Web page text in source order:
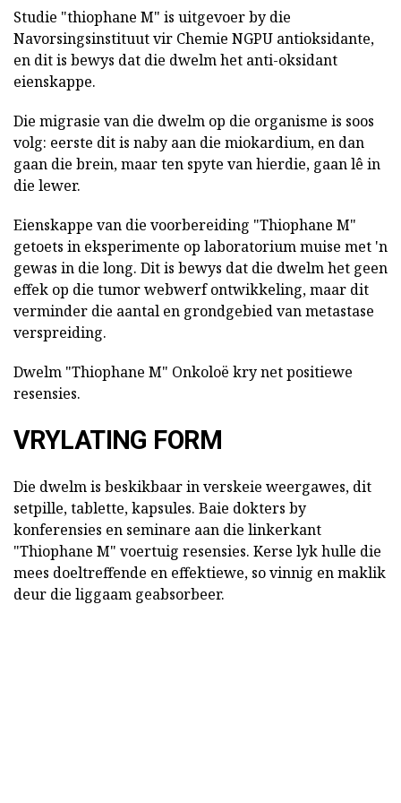
Studie "thiophane M" is uitgevoer by die
Navorsingsinstituut vir Chemie NGPU antioksidante,
en dit is bewys dat die dwelm het anti-oksidant
eienskappe.
Die migrasie van die dwelm op die organisme is soos
volg: eerste dit is naby aan die miokardium, en dan
gaan die brein, maar ten spyte van hierdie, gaan lê in
die lewer.
Eienskappe van die voorbereiding "Thiophane M"
getoets in eksperimente op laboratorium muise met 'n
gewas in die long. Dit is bewys dat die dwelm het geen
effek op die tumor webwerf ontwikkeling, maar dit
verminder die aantal en grondgebied van metastase
verspreiding.
Dwelm "Thiophane M" Onkoloë kry net positiewe
resensies.
VRYLATING FORM
Die dwelm is beskikbaar in verskeie weergawes, dit
setpille, tablette, kapsules. Baie dokters by
konferensies en seminare aan die linkerkant
"Thiophane M" voertuig resensies. Kerse lyk hulle die
mees doeltreffende en effektiewe, so vinnig en maklik
deur die liggaam geabsorbeer.